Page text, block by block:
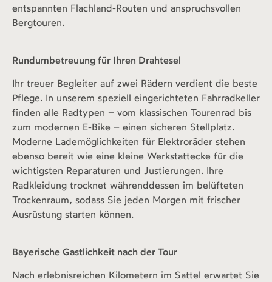
entspannten Flachland-Routen und anspruchsvollen
Bergtouren.
Rundumbetreuung für Ihren Drahtesel
Ihr treuer Begleiter auf zwei Rädern verdient die beste
Pflege. In unserem speziell eingerichteten Fahrradkeller
finden alle Radtypen – vom klassischen Tourenrad bis
zum modernen E-Bike – einen sicheren Stellplatz.
Moderne Lademöglichkeiten für Elektroräder stehen
ebenso bereit wie eine kleine Werkstattecke für die
wichtigsten Reparaturen und Justierungen. Ihre
Radkleidung trocknet währenddessen im belüfteten
Trockenraum, sodass Sie jeden Morgen mit frischer
Ausrüstung starten können.
Bayerische Gastlichkeit nach der Tour
Nach erlebnisreichen Kilometern im Sattel erwartet Sie